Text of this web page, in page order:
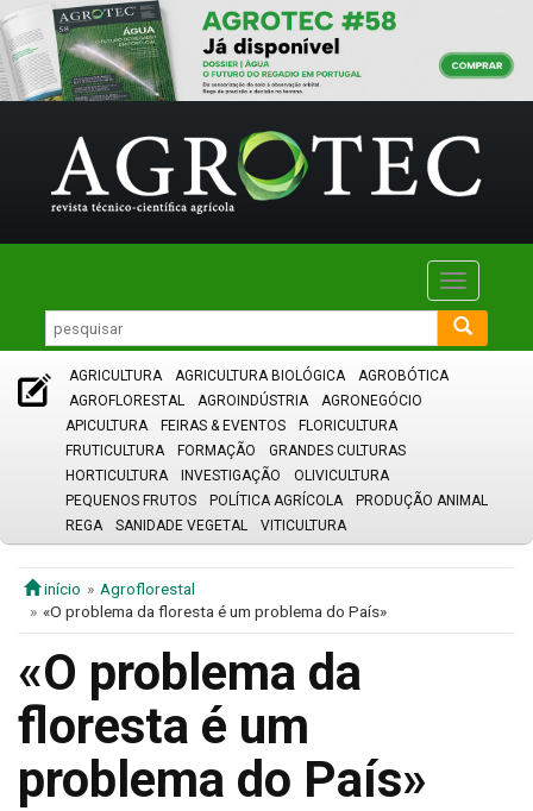
Toggle
AGRICULTURA AGRICULTURA BIOLÓGICA
AGROBÓTICA
AGROFLORESTAL
AGROINDÚSTRIA
AGRONEGÓCIO
APICULTURA
FEIRAS & EVENTOS
FLORICULTURA
FRUTICULTURA
FORMAÇÃO
GRANDES CULTURAS
HORTICULTURA
INVESTIGAÇÃO
OLIVICULTURA
PEQUENOS FRUTOS
POLÍTICA AGRÍCOLA
PRODUÇÃO ANIMAL
REGA
SANIDADE VEGETAL VITICULTURA
início
Agroflorestal
«O problema da floresta é um problema do País»
«O problema da
floresta é um
problema do País»